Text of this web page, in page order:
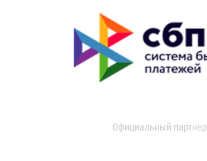
Официальный партнер